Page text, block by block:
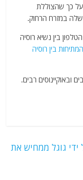
על כך שהצוללת
שלה במזרח הרחוק.
בין נשיא רוסיה
המתיחות בין רוסיה
ובאוקיינוסים רבים.
גוגל ממחיש את